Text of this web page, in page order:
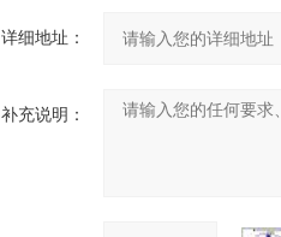
详细地址：
补充说明：